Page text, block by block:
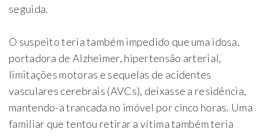
seguida.
O suspeito teria também impedido que uma idosa,
portadora de Alzheimer, hipertensão arterial,
limitações motoras e sequelas de acidentes
vasculares cerebrais (AVCs), deixasse a residência,
mantendo-a trancada no imóvel por cinco horas. Uma
familiar que tentou retirar a vítima também teria